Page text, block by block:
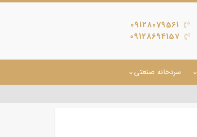
09128079561
09128694157
سردخانه صنعتی